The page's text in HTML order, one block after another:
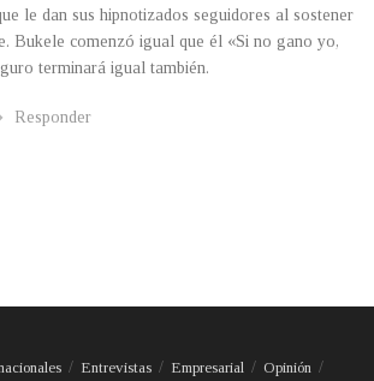
le dan sus hipnotizados seguidores al sostener
Bukele comenzó igual que él «Si no gano yo,
terminará igual también.
Responder
Entrevistas Empresarial Opinión